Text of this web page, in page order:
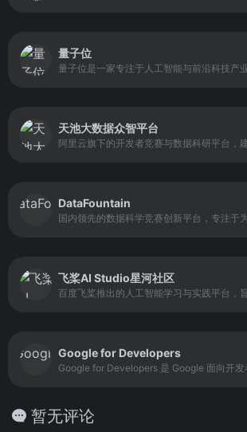
量子位
天池大数据众智平台
DataFountain
飞桨AI Studio星河社区
Google for Developers
暂无评论